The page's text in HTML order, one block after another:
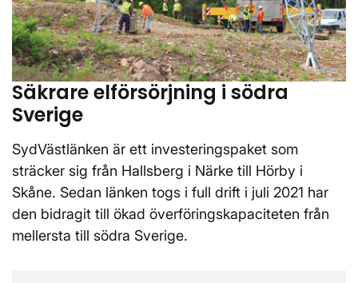
Säkrare elförsörjning i södra
Sverige
SydVästlänken är ett investeringspaket som
sträcker sig från Hallsberg i Närke till Hörby i
Skåne. Sedan länken togs i full drift i juli 2021 har
den bidragit till ökad överföringskapaciteten från
mellersta till södra Sverige.